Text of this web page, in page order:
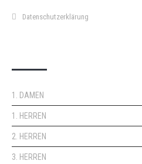
Datenschutzerklärung
1. DAMEN
1. HERREN
2. HERREN
3. HERREN